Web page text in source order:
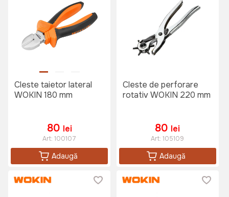
Cleste taietor lateral
WOKIN 180 mm
80 lei
Art: 100107
Adaugă
Cleste de perforare
rotativ WOKIN 220 mm
80 lei
Art: 105109
Adaugă